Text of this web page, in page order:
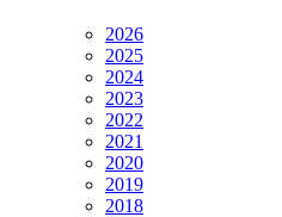
2026
2025
2024
2023
2022
2021
2020
2019
2018